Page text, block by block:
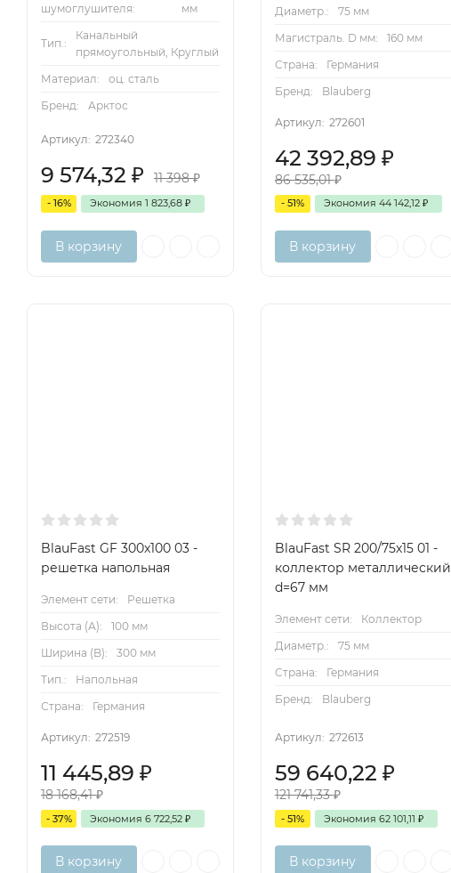
шумоглушителя:
мм
Тип.:
Канальный
прямоугольный, Круглый
Материал:
оц. сталь
Бренд:
Арктос
Артикул: 272340
9 574,32 ₽ 11 398₽
- 16% Экономия 1 823,68 ₽
В корзину
Диаметр.:
75 мм
Магистраль. D мм:
160 мм
Страна:
Германия
Бренд:
Blauberg
Артикул: 272601
42 392,89 ₽
86 535,01₽
- 51% Экономия 44 142,12 ₽
В корзину
BlauFast GF 300x100 03 -
решетка напольная
Элемент сети:
Решетка
Высота (А):
100 мм
Ширина (B):
300 мм
Тип.:
Напольная
Страна:
Германия
Артикул: 272519
11 445,89 ₽
18 168,41₽
- 37% Экономия 6 722,52 ₽
В корзину
BlauFast SR 200/75х15 01 -
коллектор металлический
d=67 мм
Элемент сети:
Коллектор
Диаметр.:
75 мм
Страна:
Германия
Бренд:
Blauberg
Артикул: 272613
59 640,22 ₽
121 741,33₽
- 51% Экономия 62 101,11 ₽
В корзину